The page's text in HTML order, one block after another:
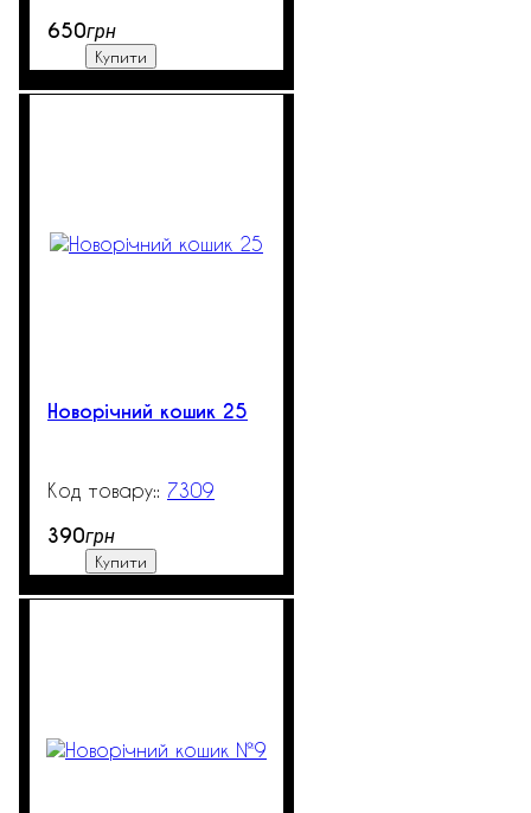
650грн
Купити
Новорічний кошик 25
7309
390грн
Купити